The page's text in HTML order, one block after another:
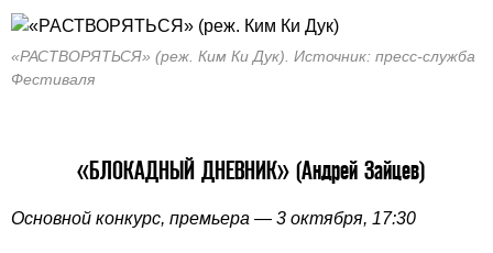
«РАСТВОРЯТЬСЯ» (реж. Ким Ки Дук). Источник: пресс-служба
Фестиваля
«БЛОКАДНЫЙ ДНЕВНИК» (Андрей Зайцев)
Основной конкурс, премьера — 3 октября, 17:30